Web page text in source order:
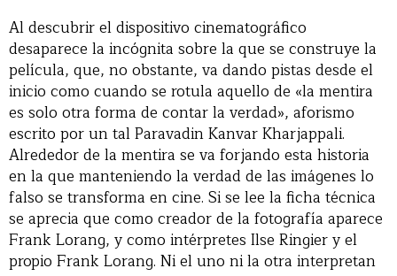
Al descubrir el dispositivo cinematográfico
desaparece la incógnita sobre la que se construye la
película, que, no obstante, va dando pistas desde el
inicio como cuando se rotula aquello de «la mentira
es solo otra forma de contar la verdad», aforismo
escrito por un tal Paravadin Kanvar Kharjappali.
Alrededor de la mentira se va forjando esta historia
en la que manteniendo la verdad de las imágenes lo
falso se transforma en cine. Si se lee la ficha técnica
se aprecia que como creador de la fotografía aparece
Frank Lorang, y como intérpretes Ilse Ringier y el
propio Frank Lorang. Ni el uno ni la otra interpretan